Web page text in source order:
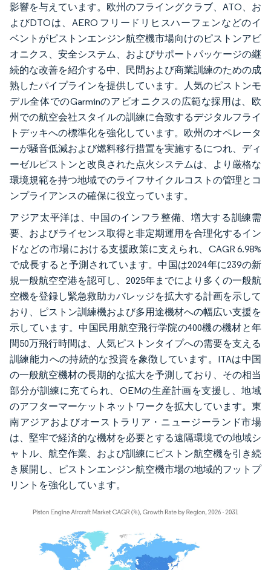
影響を与えています。欧州のフライングクラブ、ATO、お
よびDTOは、AERO フリードリヒスハーフェンなどのイ
ベントがピストンエンジン航空機市場向けのピストンアビ
オニクス、安全システム、およびサポートパッケージの継
続的な改善を紹介する中、民間および商業訓練のための成
熟したパイプラインを提供しています。人気のピストンモ
デル全体でのGarminのアビオニクスの広範な採用は、欧
州での航空会社スタイルの訓練に合致するデジタルフライ
トデッキへの標準化を強化しています。欧州のオペレータ
ーが騒音低減および燃料移行措置を実施するにつれ、ディ
ーゼルピストンと改良された点火システムは、より厳格な
環境規範を持つ地域でのライフサイクルコストの管理とコ
ンプライアンスの確保に役立っています。
アジア太平洋は、中国のインフラ整備、増大する訓練需
要、およびライセンス取得と非定期運用を合理化するイン
ドなどの市場における支援政策に支えられ、CAGR 6.98%
で成長すると予測されています。中国は2024年に239の新
規一般航空空港を認可し、2025年までにより多くの一般航
空機を登録し緊急救助カバレッジを拡大する計画を示して
おり、ピストン訓練機および多用途機材への幅広い支援を
示しています。中国民用航空飛行学院の400機の機材と年
間50万飛行時間は、人気ピストンタイプへの需要を支える
訓練能力への持続的な投資を象徴しています。ITAは中国
の一般航空機材の長期的な拡大を予測しており、その相当
部分が訓練に充てられ、OEMの生産計画を支援し、地域
のアフターマーケットネットワークを拡大しています。東
南アジアおよびオーストラリア・ニュージーランド市場
は、堅牢で経済的な機材を必要とする遠隔環境での地域シ
ャトル、航空作業、および訓練にピストン航空機を引き続
き展開し、ピストンエンジン航空機市場の地域的フットプ
リントを強化しています。